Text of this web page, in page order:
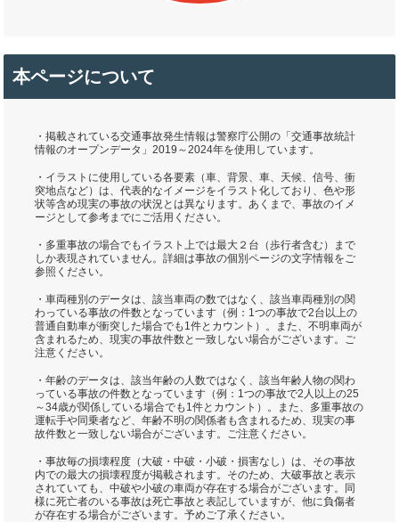
本ページについて
・掲載されている交通事故発生情報は警察庁公開の「交通事故統計
情報のオープンデータ」2019～2024年を使用しています。
・イラストに使用している各要素（車、背景、車、天候、信号、衝
突地点など）は、代表的なイメージをイラスト化しており、色や形
状等含め現実の事故の状況とは異なります。あくまで、事故のイメ
ージとして参考までにご活用ください。
・多重事故の場合でもイラスト上では最大２台（歩行者含む）まで
しか表現されていません。詳細は事故の個別ページの文字情報をご
参照ください。
・車両種別のデータは、該当車両の数ではなく、該当車両種別の関
わっている事故の件数となっています（例：1つの事故で2台以上の
普通自動車が衝突した場合でも1件とカウント）。また、不明車両が
含まれるため、現実の事故件数と一致しない場合がございます。ご
注意ください。
・年齢のデータは、該当年齢の人数ではなく、該当年齢人物の関わ
っている事故の件数となっています（例：1つの事故で2人以上の25
～34歳が関係している場合でも1件とカウント）。また、多重事故の
運転手や同乗者など、年齢不明の関係者も含まれるため、現実の事
故件数と一致しない場合がございます。ご注意ください。
・事故毎の損壊程度（大破・中破・小破・損害なし）は、その事故
内での最大の損壊程度が掲載されます。そのため、大破事故と表示
されていても、中破や小破の車両が存在する場合がございます。同
様に死亡者のいる事故は死亡事故と表記していますが、他に負傷者
が存在する場合がございます。予めご了承ください。